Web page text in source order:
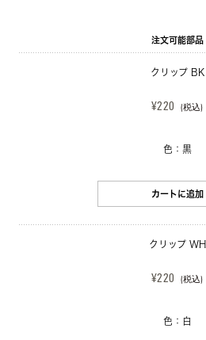
注文可能部品
クリップ BK
¥220 (税込)
色：黒
カートに追加
クリップ WH
¥220 (税込)
色：白